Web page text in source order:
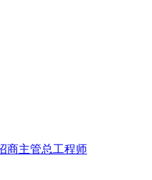
商主管总工程师